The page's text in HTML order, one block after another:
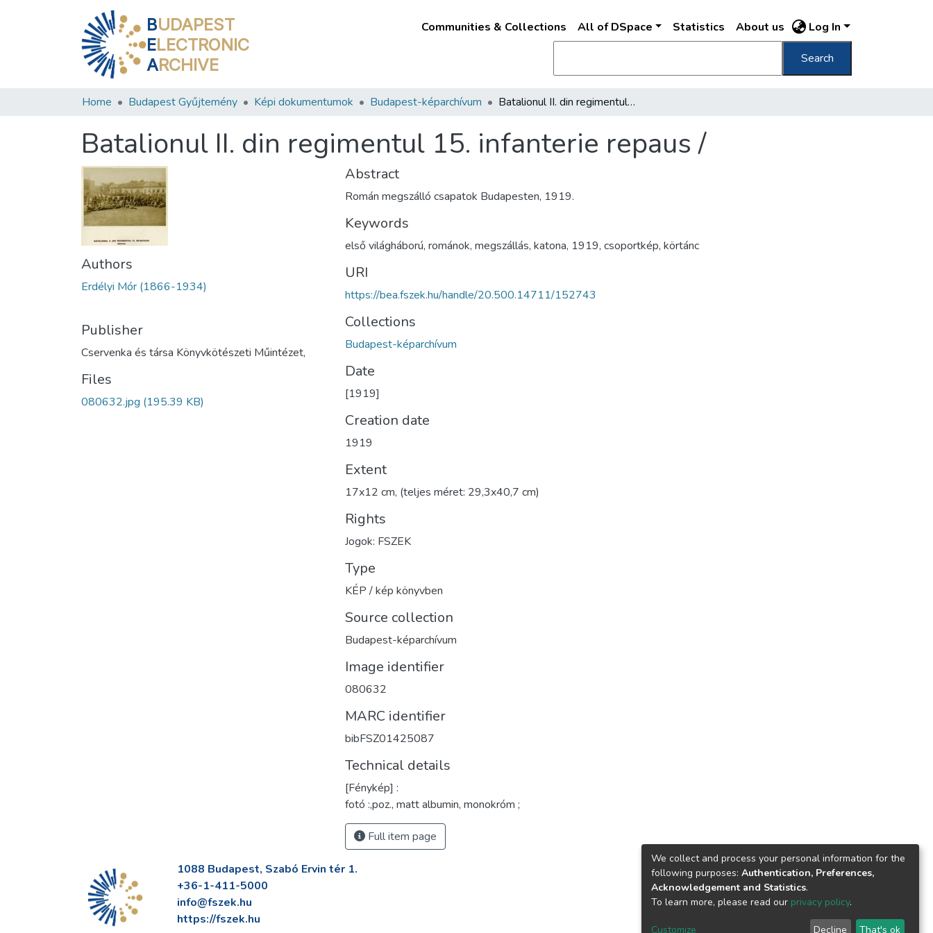
BUDAPEST
ELECTRONIC
ARCHIVE
Communities & Collections All of DSpace Statistics About us Log In
Search
Home Budapest Gyűjtemény Képi dokumentumok Budapest-képarchívum Batalionul II. din regimentul 15. infanterie repaus /
Batalionul II. din regimentul 15. infanterie repaus /
Authors
Erdélyi Mór (1866-1934)
Publisher
Cservenka és társa Könyvkötészeti Műintézet,
Files
080632.jpg (195.39 KB)
Abstract
Román megszálló csapatok Budapesten, 1919.
Keywords
első világháború, románok, megszállás, katona, 1919, csoportkép, körtánc
URI
https://bea.fszek.hu/handle/20.500.14711/152743
Collections
Budapest-képarchívum
Date
[1919]
Creation date
1919
Extent
17x12 cm, (teljes méret: 29,3x40,7 cm)
Rights
Jogok: FSZEK
Type
KÉP / kép könyvben
Source collection
Budapest-képarchívum
Image identifier
080632
MARC identifier
bibFSZ01425087
Technical details
[Fénykép] :
fotó :,poz., matt albumin, monokróm ;
Full item page
1088 Budapest, Szabó Ervin tér 1.
+36-1-411-5000
info@fszek.hu
https://fszek.hu
We collect and process your personal information for the
following purposes: Authentication, Preferences,
Acknowledgement and Statistics.
To learn more, please read our privacy policy.
Customize Decline That's ok